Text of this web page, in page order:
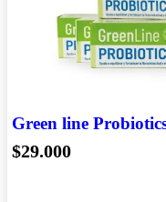
Green line
$29.000